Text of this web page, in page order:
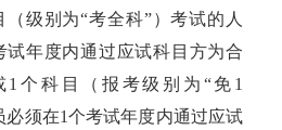
级别为“考全科”）考试的人
试年度内通过应试科目方为合
个科目（报考级别为“免1
必须在1个考试年度内通过应试